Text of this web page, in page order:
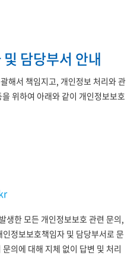
담당부서 안내
해서 책임지고, 개인정보 처리와 관
위하여 아래와 같이 개인정보보호
생한 모든 개인정보보호 관련 문의,
정보보호책임자 및 담당부서로 문
의에 대해 지체 없이 답변 및 처리